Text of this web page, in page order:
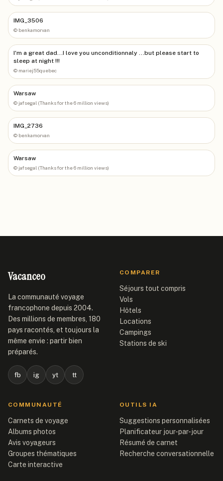
IMG_3506
© benkamorvan
I'm a great dad...I love you unconditionnaly ...but please start to
sleep at night !!!
© mariej55quebec
Warsaw
© jafsegal (Thanks for the 6 million views)
IMG_2736
© benkamorvan
Warsaw
© jafsegal (Thanks for the 6 million views)
Vacanceo
La communauté voyage
francophone depuis 2004.
Des millions de membres, 180
pays racontés, et toujours la
même envie : partir bien
préparés.
fb ig yt tt
COMPARER
Séjours tout compris
Vols
Hôtels
Locations
Campings
Stations de ski
COMMUNAUTÉ
Carnets de voyage
Albums photos
Avis voyageurs
Groupes thématiques
Carte interactive
OUTILS IA
Suggestions personnalisées
Planificateur jour-par-jour
Résumé de carnet
Recherche conversationnelle